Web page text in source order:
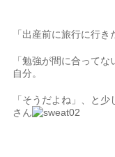
「出産前に旅行に行
「勉強が間に合って
自分。
「そうだよね」、と
さん